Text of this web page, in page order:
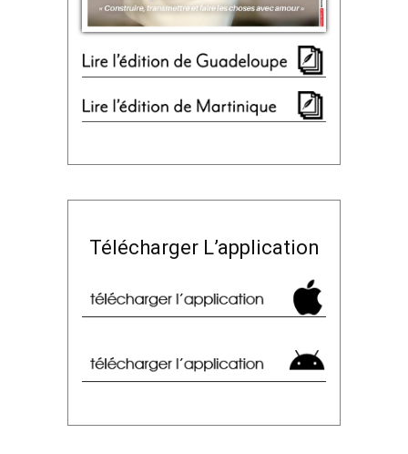
Télécharger L’application